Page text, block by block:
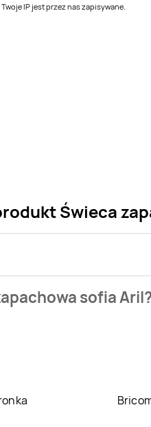
IP jest przez nas zapisywane.
Świeca
nie posiadamy
sofia